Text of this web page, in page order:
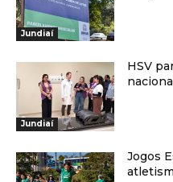
Jundiaí
Jundiaí
HSV
Jogos